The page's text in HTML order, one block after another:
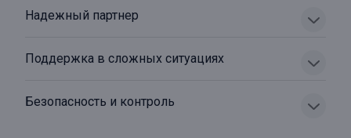
Надежный партнер
Поддержка в сложных ситуациях
Безопасность и контроль